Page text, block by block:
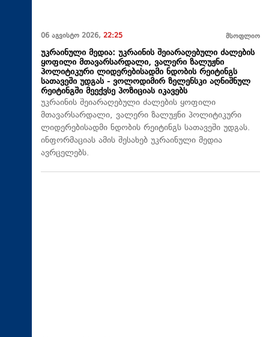
06 აგვისტო 2026, 22:25 მსოფლიო
უკრაინული მედია: უკრაინის შეიარაღებული ძალების
ყოფილი მთავარსარდალი, ვალერი ზალუჟნი
პოლიტიკური ლიდერებისადმი ნდობის რეიტინგს
სათავეში უდგას - ვოლოდიმირ ზელენსკი აღნიშნულ
რეიტინგში მეექვსე პოზიციას იკავებს
უკრაინის შეიარაღებული ძალების ყოფილი
მთავარსარდალი, ვალერი ზალუჟნი პოლიტიკური
ლიდერებისადმი ნდობის რეიტინგს სათავეში უდგას.
ინფორმაციას ამის შესახებ უკრაინული მედია
ავრცელებს.